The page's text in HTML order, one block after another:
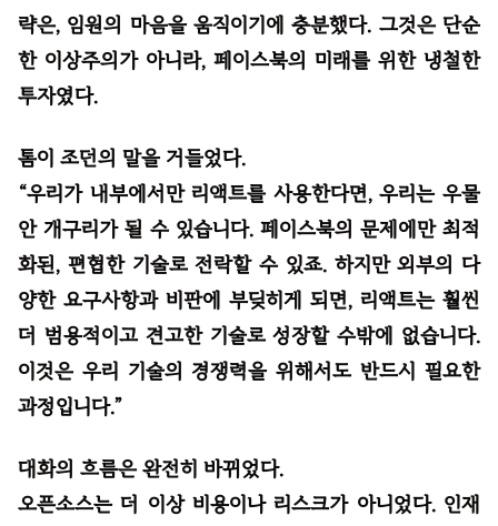
략은, 임원의 마음을 움직이기에 충분했다. 그것은 단순
한 이상주의가 아니라, 페이스북의 미래를 위한 냉철한
투자였다.
톰이 조던의 말을 거들었다.
“우리가 내부에서만 리액트를 사용한다면, 우리는 우물
안 개구리가 될 수 있습니다. 페이스북의 문제에만 최적
화된, 편협한 기술로 전락할 수 있죠. 하지만 외부의 다
양한 요구사항과 비판에 부딪히게 되면, 리액트는 훨씬
더 범용적이고 견고한 기술로 성장할 수밖에 없습니다.
이것은 우리 기술의 경쟁력을 위해서도 반드시 필요한
과정입니다.”
대화의 흐름은 완전히 바뀌었다.
오픈소스는 더 이상 비용이나 리스크가 아니었다. 인재